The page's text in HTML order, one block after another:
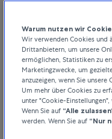
Warum nutzen wir
Wir verwenden Cookies und
Drittanbietern, um unsere
ermöglichen, Statistiken zu
Marketingzwecke, um
anzuzeigen, wenn Sie
Um mehr über Cookies zu
unter "Cookie-
Wenn Sie auf “Alle
werden. Wenn Sie auf “Nur